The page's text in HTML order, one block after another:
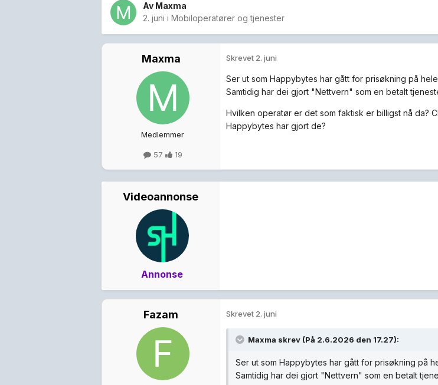
Av Maxma
2. juni i Mobiloperatører og tjenester
Maxma
Medlemmer
57 19
Skrevet 2. juni
Ser ut som Happybytes har gått for prisøkning på
Samtidig har dei gjort "Nettvern" som en betalt
Hvilken operatør er det som faktisk er billigst nå da?
Happybytes har gjort de?
Videoannonse
Annonse
Fazam Skrevet 2. juni
Maxma skrev (På 2.6.2026 den 17.27):
Ser ut som Happybytes har gått for prisøkning på
Samtidig har dei gjort "Nettvern" som en betalt